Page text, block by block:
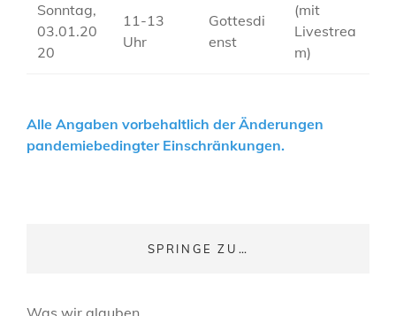
Sonntag,
03.01.20
20
11-13
Uhr
Gottesdi
enst
(mit
Livestrea
m)
Alle Angaben vorbehaltlich der Änderungen
pandemiebedingter Einschränkungen.
SPRINGE ZU…